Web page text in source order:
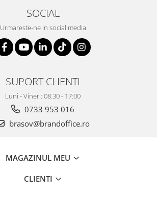
SOCIAL
Urmareste-ne in social media
SUPORT CLIENTI
Luni - Vineri: 08.30 - 17:00
0733 953 016
brasov@brandoffice.ro
MAGAZINUL MEU
CLIENTI